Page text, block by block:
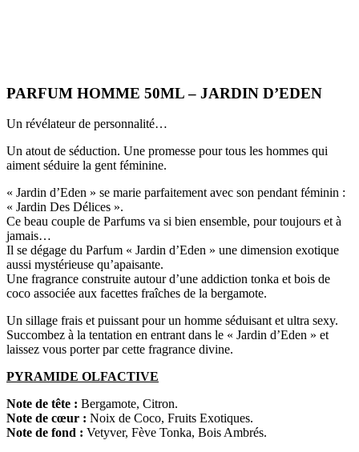
PARFUM HOMME 50ML – JARDIN D’EDEN
Un révélateur de personnalité…
Un atout de séduction. Une promesse pour tous les hommes qui
aiment séduire la gent féminine.
« Jardin d’Eden » se marie parfaitement avec son pendant féminin :
« Jardin Des Délices ».
Ce beau couple de Parfums va si bien ensemble, pour toujours et à
jamais…
Il se dégage du Parfum « Jardin d’Eden » une dimension exotique
aussi mystérieuse qu’apaisante.
Une fragrance construite autour d’une addiction tonka et bois de
coco associée aux facettes fraîches de la bergamote.
Un sillage frais et puissant pour un homme séduisant et ultra sexy.
Succombez à la tentation en entrant dans le « Jardin d’Eden » et
laissez vous porter par cette fragrance divine.
PYRAMIDE OLFACTIVE
Note de tête : Bergamote, Citron.
Note de cœur : Noix de Coco, Fruits Exotiques.
Note de fond : Vetyver, Fève Tonka, Bois Ambrés.